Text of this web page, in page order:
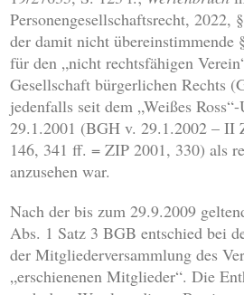
Personengesellschaftsrecht, 2022,
der damit nicht übereinstimmende
für den „nicht rechtsfähigen
Gesellschaft bürgerlichen Rechts
jedenfalls seit dem „Weißes
29.1.2001 (BGH v. 29.1.2002 – II
146, 341 ff. = ZIP 2001, 330) als
anzusehen war.
Nach der bis zum 29.9.2009
Abs. 1 Satz 3 BGB entschied bei
der Mitgliederversammlung des
„erschienenen Mitglieder“. Die